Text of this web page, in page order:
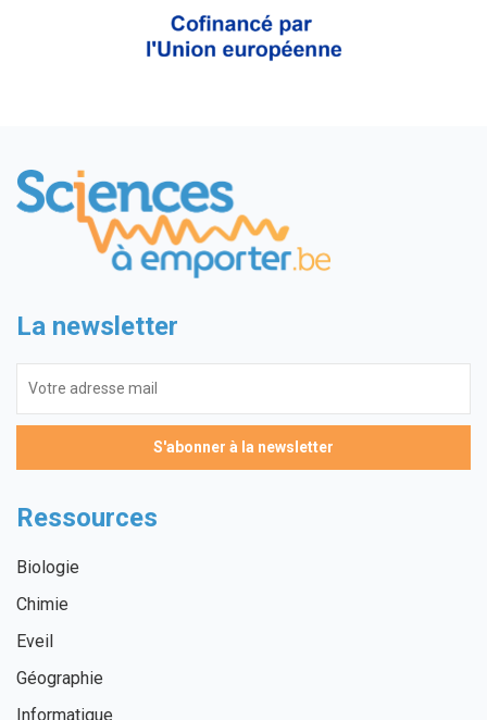
La newsletter
Ressources
Biologie
Chimie
Eveil
Géographie
Informatique